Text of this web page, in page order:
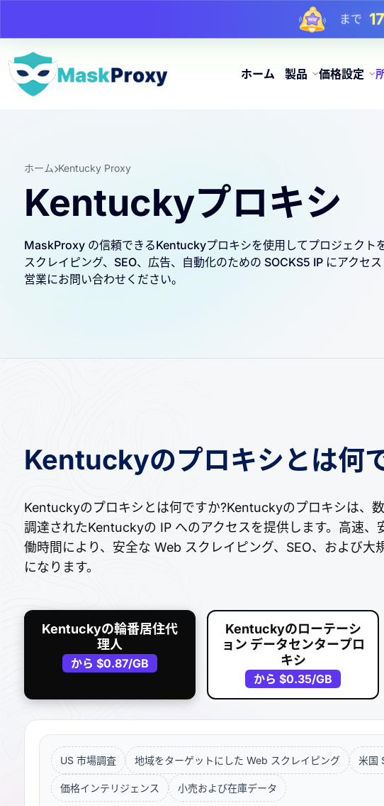
まで
ま
まで
ホーム 製品 価格設定
ホーム Kentucky Proxy
Kentuckyプロキシ
MaskProxy の信頼できるKentuckyプロキシを使用してプロジェクト
スクレイピング、SEO、広告、自動化のための SOCKS5 IP にアクセ
営業にお問い合わせください。
Kentuckyのプロキシとは何
Kentuckyのプロキシとは何ですか?Kentuckyのプロキシは、
調達されたKentuckyの IP へのアクセスを提供します。高速、
働時間により、安全な Web スクレイピング、SEO、および大
になります。
Kentuckyの輪番居住代
理人
から$0.87/GB
Kentuckyのローテーシ
ョン データセンタープロ
キシ
から$0.35/GB
US 市場調査 地域をターゲットにした Web スクレイピング 米国
価格インテリジェンス 小売および在庫データ